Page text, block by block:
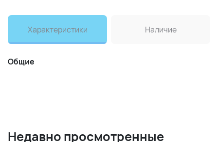
Характеристики Наличие
Общие
Недавно просмотренные